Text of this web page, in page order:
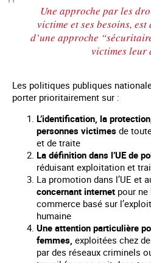
Une approche par les
victime et ses besoins,
d’une approche
victimes leur
Les politiques publiques
porter prioritairement sur :
L’identification, la
personnes victimes de
et de traite
La définition dans l’UE de
réduisant exploitation et
La promotion dans l’UE et
concernant internet pour
commerce basé sur
humaine
Une attention particulière
femmes, exploitées chez
par des réseaux criminels